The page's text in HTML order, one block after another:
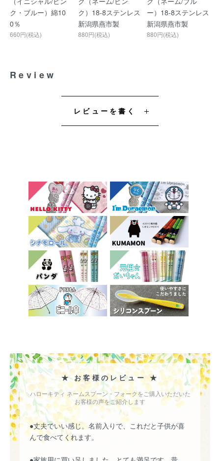
ク・ブルー）綿10
0％
660円(税込)
ク）18-8ステンレス
新潟県燕市製
880円(税込)
ー）18-8ステンレス
新潟県燕市製
880円(税込)
Review
レビューを書く
★ お客様のレビュー ★
ハローキティ ネームスプーン・フォークをご購入いただいた
お客様の声をご紹介します
●丈夫でいい感じ。名前入りで、これだと子供が喜
んで食べてくれます。